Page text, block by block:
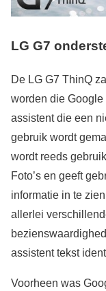
LG G7
De LG G7 ThinQ
worden die
assistent die een
gebruik wordt
wordt reeds
Foto’s en geeft
informatie in te
allerlei
assistent tekst
Voorheen was